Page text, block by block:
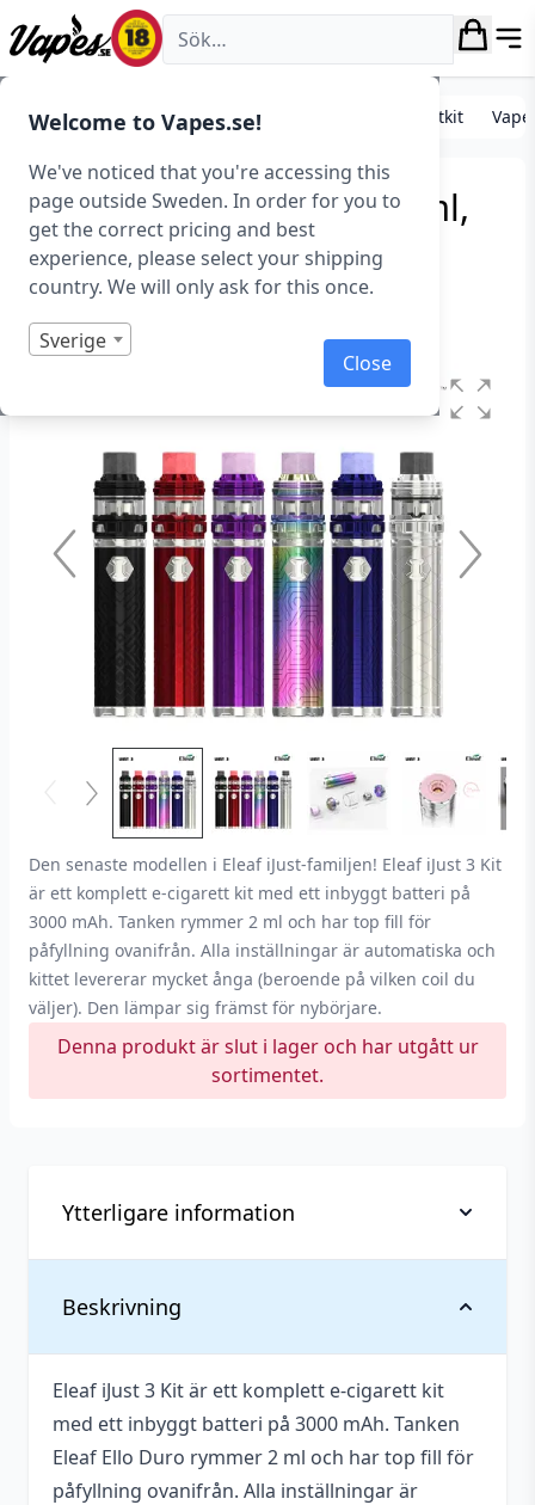
Welcome to Vapes.se!
We've noticed that you're accessing this
page outside Sweden. In order for you to
get the correct pricing and best
experience, please select your shipping
country. We will only ask for this once.
Sverige
Close
Vapes.se
E-cigarett startkit/paket Standard e-cigarett startkit
Eleaf iJust 3 Start Kit (2 ml,
3000 mAh) – Utgått
Art.nr: 37444
Slut i lager
Den senaste modellen i Eleaf iJust-familjen! Eleaf iJust 3 Kit
är ett komplett e-cigarett kit med ett inbyggt batteri på
3000 mAh. Tanken rymmer 2 ml och har top fill för
påfyllning ovanifrån. Alla inställningar är automatiska och
kittet levererar mycket ånga (beroende på vilken coil du
väljer). Den lämpar sig främst för nybörjare.
Denna produkt är slut i lager och har utgått ur
sortimentet.
Beskrivning
Eleaf iJust 3 Kit är ett komplett e-cigarett kit
med ett inbyggt batteri på 3000 mAh. Tanken
Eleaf Ello Duro rymmer 2 ml och har top fill för
påfyllning ovanifrån. Alla inställningar är
Ytterligare information
Vikt
Tillverkare
Eleaf
Typ
Startkit (Automatisk)
Vätskekapacitet 2 ml